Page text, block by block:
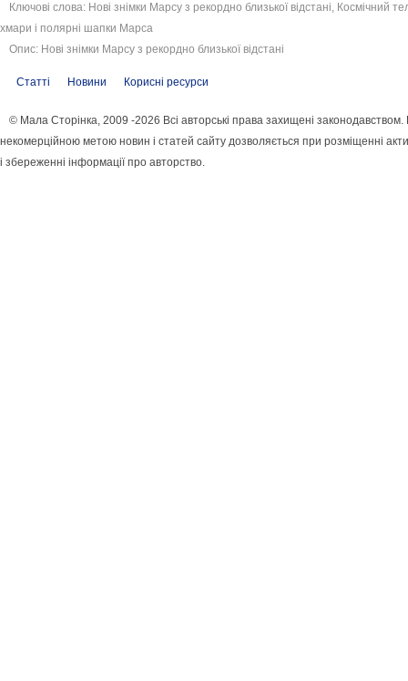
Ключові слова: Нові знімки Марсу з рекордно близької відстані, Космічний
хмари і полярні шапки Марса
Опис: Нові знімки Марсу з рекордно близької відстані
Статті Новини Корисні ресурси
© Мала Сторінка, 2009 -2026 Всі авторські права захищені
некомерційною метою новин і статей сайту дозволяється при розміщенні
і збереженні інформації про авторство.